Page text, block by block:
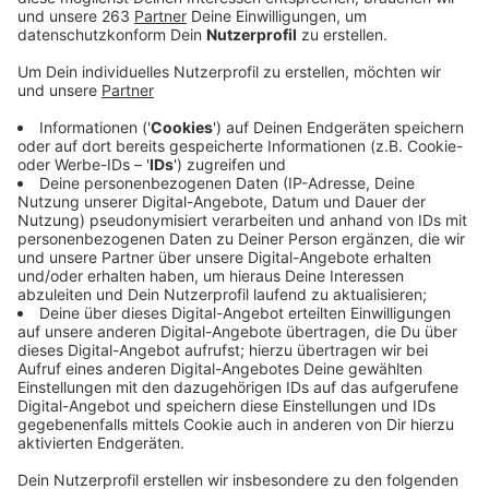
Die Stadt Bad Berleburg möchte wissen, was sich
Jugendliche für die Zukunft wünschen. Dafür gibt es
ab sofort einen kurzen Online‑Fragebogen. Dort
können junge Leute sagen, was ihnen in den 23
Ortschaften wichtig ist – und wo es vielleicht noch
Verbesserungsbedarf gibt.
Bürgermeister Volker Sonneborn besucht zurzeit
gemeinsam mit der Stadtjugendpflege verschiedene
Dorfjugenden und Burschenschaften, um direkt mit
ihnen ins Gespräch zu kommen und für die Teilnahme
zu werben. Der Fragebogen richtet sich an
Schülerinnen und Schüler, Auszubildende und
Studierende. Das Ausfüllen dauert nur drei bis fünf
Minuten – und je mehr mitmachen, desto